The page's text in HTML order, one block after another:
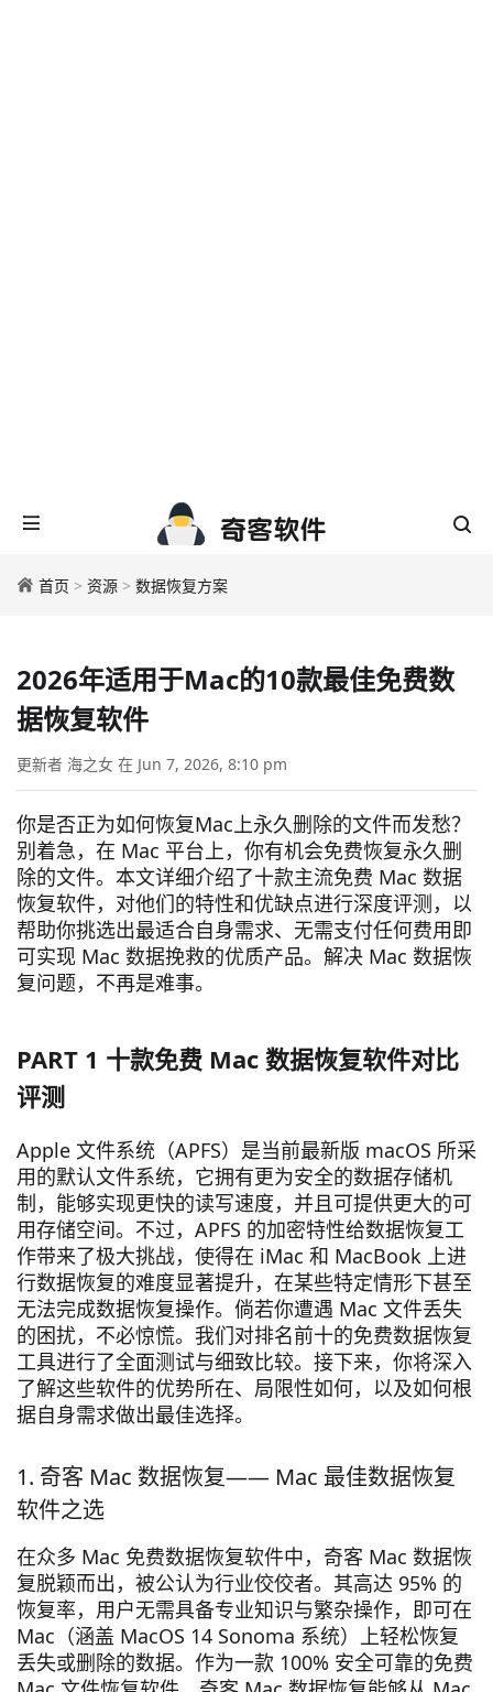
首页 > 资源 > 数据恢复方案
2026年适用于Mac的10款最佳免费数
据恢复软件
更新者 海之女 在 Jun 7, 2026, 8:10 pm
你是否正为如何恢复Mac上永久删除的文件而发愁？
别着急，在 Mac 平台上，你有机会免费恢复永久删
除的文件。本文详细介绍了十款主流免费 Mac 数据
恢复软件，对他们的特性和优缺点进行深度评测，以
帮助你挑选出最适合自身需求、无需支付任何费用即
可实现 Mac 数据挽救的优质产品。解决 Mac 数据恢
复问题，不再是难事。
PART 1 十款免费 Mac 数据恢复软件对比
评测
Apple 文件系统（APFS）是当前最新版 macOS 所采
用的默认文件系统，它拥有更为安全的数据存储机
制，能够实现更快的读写速度，并且可提供更大的可
用存储空间。不过，APFS 的加密特性给数据恢复工
作带来了极大挑战，使得在 iMac 和 MacBook 上进
行数据恢复的难度显著提升，在某些特定情形下甚至
无法完成数据恢复操作。倘若你遭遇 Mac 文件丢失
的困扰，不必惊慌。我们对排名前十的免费数据恢复
工具进行了全面测试与细致比较。接下来，你将深入
了解这些软件的优势所在、局限性如何，以及如何根
据自身需求做出最佳选择。
1. 奇客 Mac 数据恢复—— Mac 最佳数据恢复
软件之选
在众多 Mac 免费数据恢复软件中，奇客 Mac 数据恢
复脱颖而出，被公认为行业佼佼者。其高达 95% 的
恢复率，用户无需具备专业知识与繁杂操作，即可在
Mac（涵盖 MacOS 14 Sonoma 系统）上轻松恢复
丢失或删除的数据。作为一款 100% 安全可靠的免费